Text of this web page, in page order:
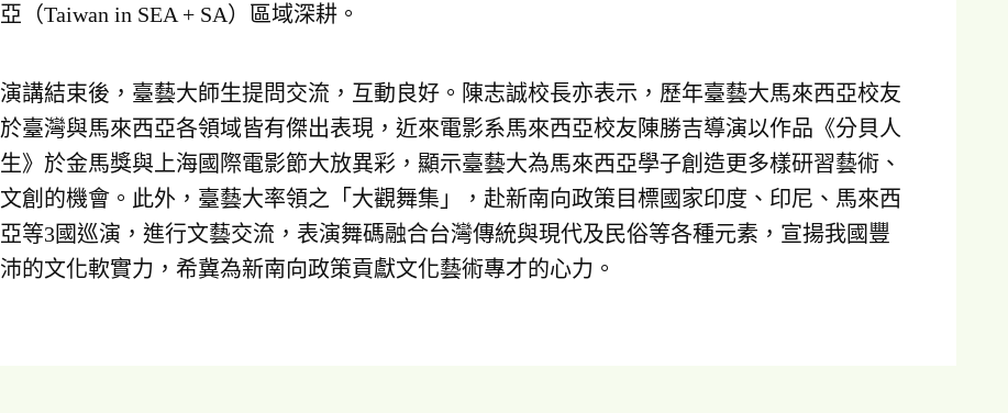
亞（Taiwan in SEA + SA）區域深耕。
演講結束後，臺藝大師生提問交流，互動良好。陳志誠校長亦表示，歷年臺藝大馬來西亞校友
於臺灣與馬來西亞各領域皆有傑出表現，近來電影系馬來西亞校友陳勝吉導演以作品《分貝人
生》於金馬獎與上海國際電影節大放異彩，顯示臺藝大為馬來西亞學子創造更多樣研習藝術、
文創的機會。此外，臺藝大率領之「大觀舞集」，赴新南向政策目標國家印度、印尼、馬來西
亞等3國巡演，進行文藝交流，表演舞碼融合台灣傳統與現代及民俗等各種元素，宣揚我國豐
沛的文化軟實力，希冀為新南向政策貢獻文化藝術專才的心力。